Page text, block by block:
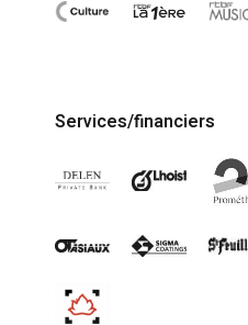
Services/financiers